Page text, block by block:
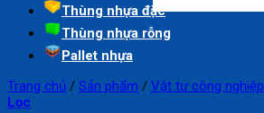
Thùng nhựa đặc
Thùng nhựa rỗng
Pallet nhựa
Trang chủ / Sản phẩm / Vật tư công nghiệp
Lọc